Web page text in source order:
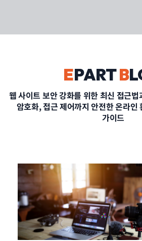
PORTFOLIO
CONTACT
정부지원사업
EPARTB
웹 사이트 보안 강화를 위한 최신 접근
암호화, 접근 제어까지 안전한 온라인
가이드